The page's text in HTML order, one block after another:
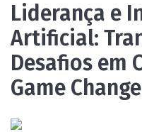
Liderança e
Artificial:
Desafios em
Game